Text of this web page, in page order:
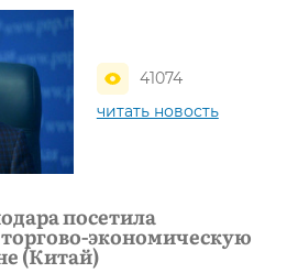
41074
читать новость
посетила
экономическую
(Китай)